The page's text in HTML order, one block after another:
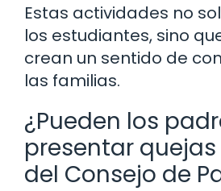
Estas actividades no
los estudiantes, sino
crean un sentido de
las familias.
¿Pueden los
presentar
del Consejo de